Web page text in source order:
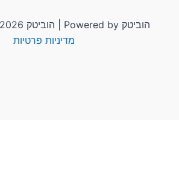
Copyright © 2026 הוביטק | Powered by הוביטק
מדיניות פרטיות